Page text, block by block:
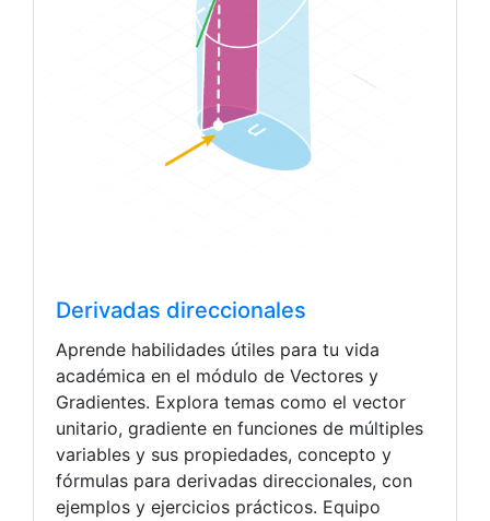
Derivadas direccionales
Aprende habilidades útiles para tu vida
académica en el módulo de Vectores y
Gradientes. Explora temas como el vector
unitario, gradiente en funciones de múltiples
variables y sus propiedades, concepto y
fórmulas para derivadas direccionales, con
ejemplos y ejercicios prácticos. Equipo